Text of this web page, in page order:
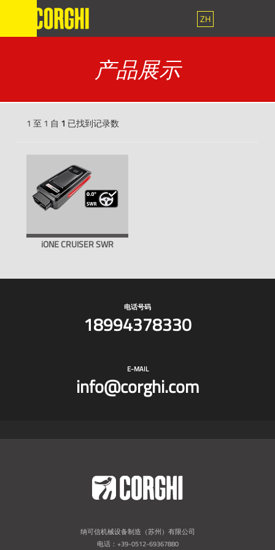
ZH
产品展示
1 至 1 自 1 已找到记录数
iONE CRUISER SWR
电话号码
18994378330
E-MAIL
info@corghi.com
纳可信机械设备制造（苏州）有限公司
电话：+39-0512-69367880